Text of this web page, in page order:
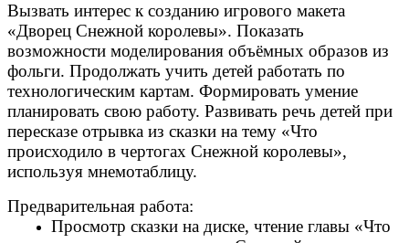
Вызвать интерес к созданию игрового макета
«Дворец Снежной королевы». Показать
возможности моделирования объёмных образов из
фольги. Продолжать учить детей работать по
технологическим картам. Формировать умение
планировать свою работу. Развивать речь детей при
пересказе отрывка из сказки на тему «Что
происходило в чертогах Снежной королевы»,
используя мнемотаблицу.
Предварительная работа:
Просмотр сказки на диске, чтение главы «Что